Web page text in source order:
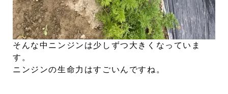
そんな中ニンジンは少しずつ大きくなっていま
す。
ニンジンの生命力はすごいんですね。